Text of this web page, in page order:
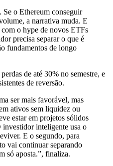
Se o Ethereum conseguir
a narrativa muda. E
o hype de novos ETFs
precisa separar o que é
fundamentos de longo
de até 30% no semestre, e
de reversão.
ser mais favorável, mas
ativos sem liquidez ou
estar em projetos sólidos
inteligente usa o
E o segundo, para
vai continuar separando
só aposta.”, finaliza.